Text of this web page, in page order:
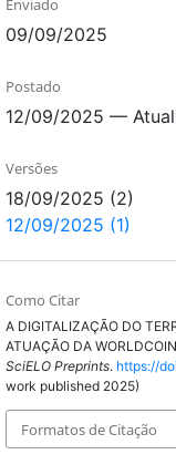
Enviado
09/09/2025
Postado
12/09/2025 —
Versões
18/09/2025 (2)
12/09/2025 (1)
Como Citar
A DIGITALIZAÇÃO DO
ATUAÇÃO DA
SciELO Preprints. https://
work published 2025)
Formatos de Citação